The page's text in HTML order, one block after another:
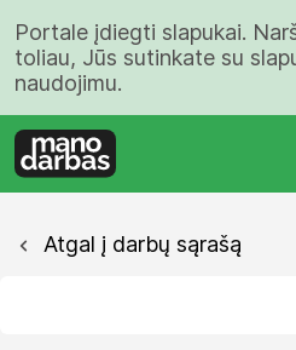
Portale įdiegti slapukai.
toliau, Jūs sutinkate su
naudojimu.
Atgal į darbų sąrašą